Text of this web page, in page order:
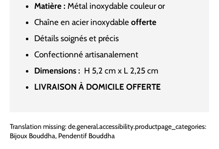
Matière : Métal inoxydable couleur or
Chaîne en acier inoxydable offerte
Détails soignés et précis
Confectionné artisanalement
Dimensions : H 5,2 cm x L 2,25 cm
LIVRAISON À DOMICILE OFFERTE
Translation missing: de.general.accessibility.productpage_categories:
Bijoux Bouddha, Pendentif Bouddha